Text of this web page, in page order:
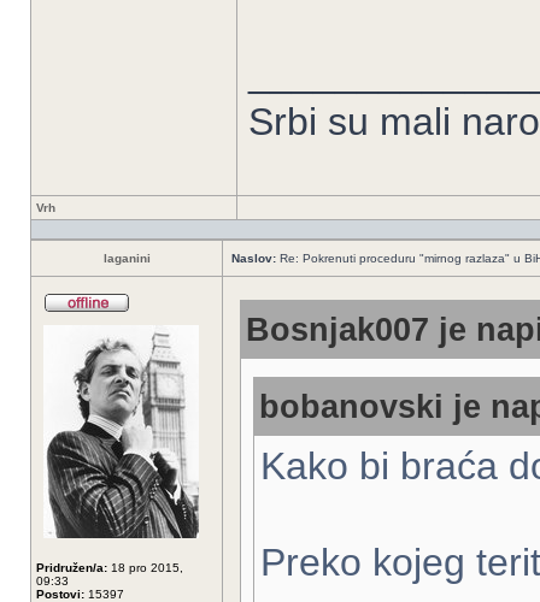
Srbi su mali
Vrh
laganini Naslov: Re: Pokrenuti proceduru "mirnog razlaza" u
Pridružen/a: 18 pro 2015,
09:33
Postovi: 15397
Bosnjak007 je
bobanovski je
Kako bi braća
Preko kojeg